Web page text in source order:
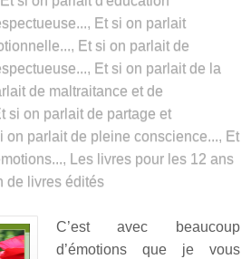
, Et si on parlait
, Et si on parlait de
, Et si on parlait de la
de maltraitance et de
si on parlait de partage et
on parlait de pleine conscience..., Et
,
Les livres pour les 12 ans
de livres édités
C’est avec beaucoup
d’émotions que je vous